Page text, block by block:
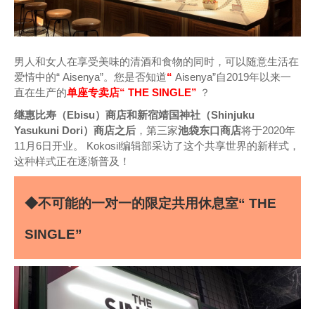
男人和女人在享受美味的清酒和食物的同时，可以随意生活在
爱情中的“ Aisenya”。您是否知道“ Aisenya”自2019年以来一
直在生产的单座专卖店“ THE SINGLE” ？
继惠比寿（Ebisu）商店和新宿靖国神社（Shinjuku
Yasukuni Dori）商店之后 ，第三家池袋东口商店将于2020年
11月6日开业。 Kokosil编辑部采访了这个共享世界的新样式，
这种样式正在逐渐普及！
◆不可能的一对一的限定共用休息室“ THE
SINGLE”